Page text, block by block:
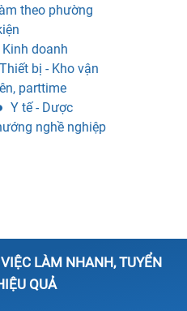
theo phường
doanh
bị - Kho vận
parttime
Y tế - Dược
nghề nghiệp
LÀM NHANH, TUYỂN
QUẢ